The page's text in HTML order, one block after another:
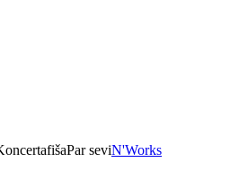
Par seviN'Works